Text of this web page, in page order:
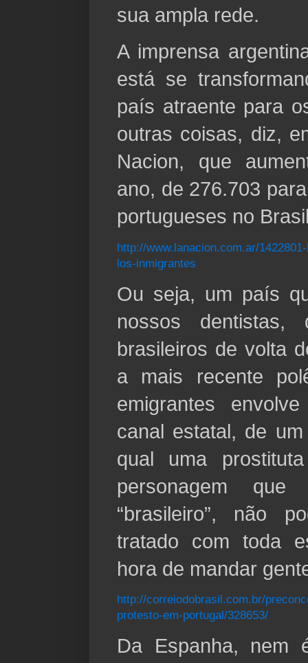
sua ampla rede.
A imprensa
está se
país atraente para
outras coisas, diz,
Nacion, que
ano, de 276.703
portugueses no
http://www.lanacion.com.ar/
los-inmigrantes
Ou seja, um país
nossos dentistas,
brasileiros de volta
a mais recente
emigrantes
canal estatal, de
qual uma
personagem
“brasileiro”, não
tratado com toda
hora de mandar
http://correiodobrasil.com.br/
protesto-em-portugal/328653/
Da Espanha, nem